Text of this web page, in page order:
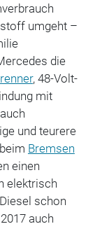
umgeht –
die
, 48-Volt-
mit
und teurere
Bremsen
einen
elektrisch
schon
auch